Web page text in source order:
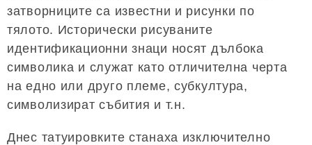
затворниците са известни и рисунки по
тялото. Исторически рисуваните
идентификационни знаци носят дълбока
символика и служат като отличителна черта
на едно или друго племе, субкултура,
символизират събития и т.н.
Днес татуировките станаха изключително